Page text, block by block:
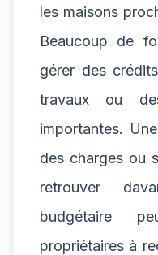
les maisons
Beaucoup de
gérer des
travaux ou
importantes.
des charges ou
retrouver
budgétaire
propriétaires à